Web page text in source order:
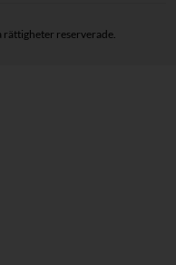
reserverade.